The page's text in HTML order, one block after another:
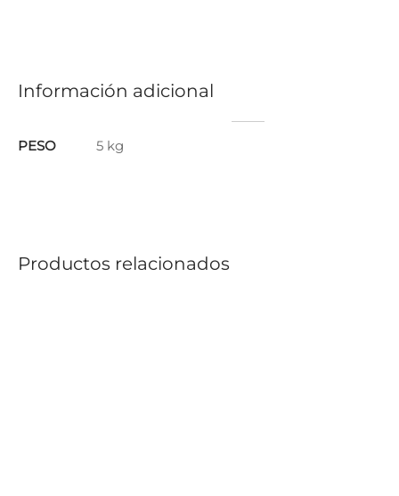
Información adicional
PESO 5 kg
Productos relacionados